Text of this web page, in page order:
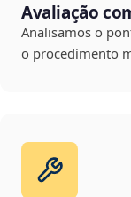
Avaliação
Analisamos o
o procedimento